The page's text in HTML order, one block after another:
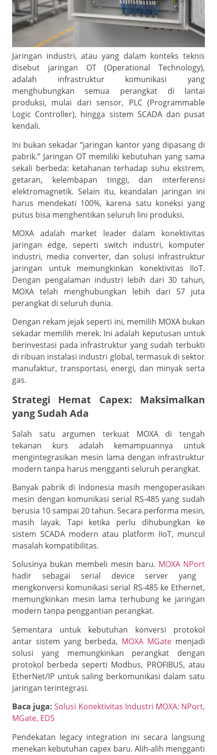
Jaringan industri, atau yang dalam konteks teknis
disebut jaringan OT (Operational Technology),
adalah infrastruktur komunikasi yang
menghubungkan semua perangkat di lantai
produksi, mulai dari sensor, PLC (Programmable
Logic Controller), hingga sistem SCADA dan pusat
kendali.
Ini bukan sekadar “jaringan kantor yang dipasang di
pabrik.” Jaringan OT memiliki kebutuhan yang sama
sekali berbeda: ketahanan terhadap suhu ekstrem,
getaran, kelembapan tinggi, dan interferensi
elektromagnetik. Selain itu, keandalan jaringan ini
harus mendekati 100%, karena satu koneksi yang
putus bisa menghentikan seluruh lini produksi.
MOXA adalah market leader dalam konektivitas
jaringan edge, seperti switch industri, komputer
industri, media converter, dan solusi infrastruktur
jaringan untuk memungkinkan konektivitas IIoT.
Dengan pengalaman industri lebih dari 30 tahun,
MOXA telah menghubungkan lebih dari 57 juta
perangkat di seluruh dunia.
Dengan rekam jejak seperti ini, memilih MOXA bukan
sekadar memilih merek. Ini adalah keputusan untuk
berinvestasi pada infrastruktur yang sudah terbukti
di ribuan instalasi industri global, termasuk di sektor
manufaktur, transportasi, energi, dan minyak serta
gas.
Strategi Hemat Capex: Maksimalkan
yang Sudah Ada
Salah satu argumen terkuat MOXA di tengah
tekanan kurs adalah kemampuannya untuk
mengintegrasikan mesin lama dengan infrastruktur
modern tanpa harus mengganti seluruh perangkat.
Banyak pabrik di Indonesia masih mengoperasikan
mesin dengan komunikasi serial RS-485 yang sudah
berusia 10 sampai 20 tahun. Secara performa mesin,
masih layak. Tapi ketika perlu dihubungkan ke
sistem SCADA modern atau platform IIoT, muncul
masalah kompatibilitas.
Solusinya bukan membeli mesin baru. MOXA NPort
hadir sebagai serial device server yang
mengkonversi komunikasi serial RS-485 ke Ethernet,
memungkinkan mesin lama terhubung ke jaringan
modern tanpa penggantian perangkat.
Sementara untuk kebutuhan konversi protokol
antar sistem yang berbeda, MOXA MGate menjadi
solusi yang memungkinkan perangkat dengan
protokol berbeda seperti Modbus, PROFIBUS, atau
EtherNet/IP untuk saling berkomunikasi dalam satu
jaringan terintegrasi.
Baca juga: Solusi Konektivitas Industri MOXA: NPort,
MGate, EDS
Pendekatan legacy integration ini secara langsung
menekan kebutuhan capex baru. Alih-alih mengganti